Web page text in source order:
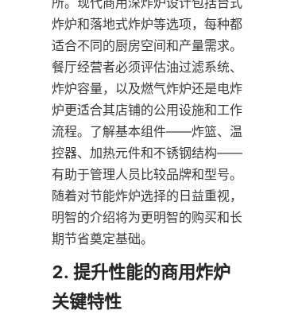
炸炉和落地式炸炉等选项，每种都
适合不同的厨房空间和产量需求。
餐厅经营者必须评估油过滤系统、
炸炉容量，以及燃气炸炉还是电炸
炉更适合其店铺的公用设施和工作
流程。了解基本组件——炸篮、温
控器、加热元件和不锈钢结构——
有助于管理人员比较品牌和型号。
随着对节能炸炉选择的日益重视，
明智的介绍将为更明智的购买和长
期节省奠定基础。
2. 提升性能的商用炸炉